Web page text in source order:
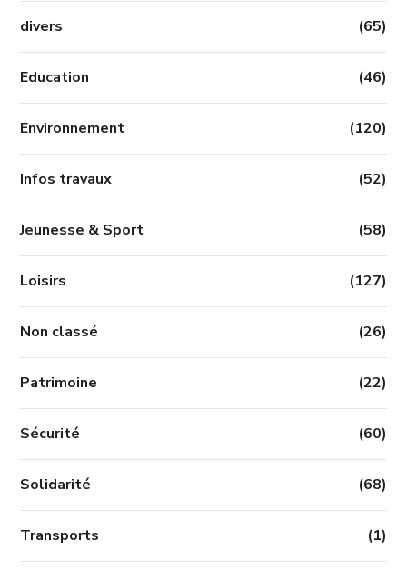
divers (65)
Education (46)
Environnement (120)
Infos travaux (52)
Jeunesse & Sport (58)
Loisirs (127)
Non classé (26)
Patrimoine (22)
Sécurité (60)
Solidarité (68)
Transports (1)